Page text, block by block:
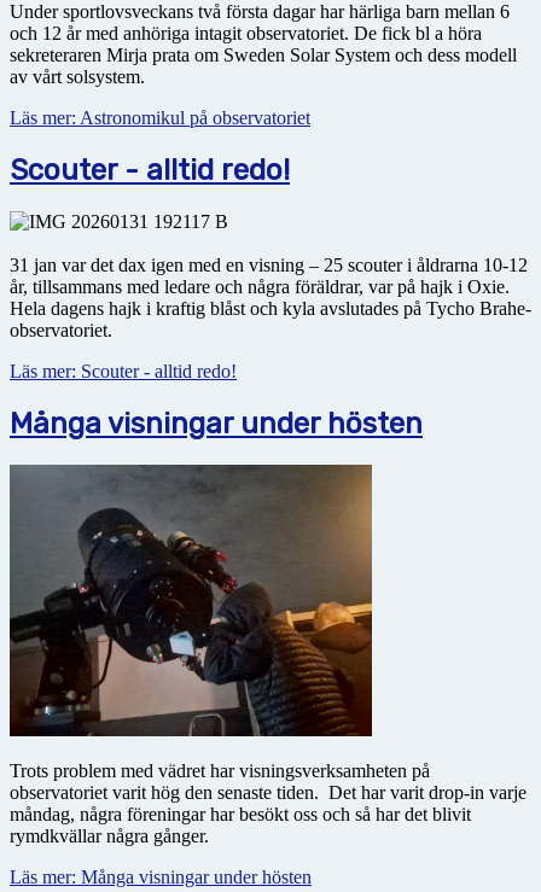
Under sportlovsveckans två första dagar har härliga barn mellan 6
och 12 år med anhöriga intagit obser­vatoriet. De fick bl a höra
sekreteraren Mirja prata om Sweden Solar System och dess modell
av vårt solsystem.
Läs mer: Astronomikul på observatoriet
Scouter - alltid redo!
31 jan var det dax igen med en visning – 25 scouter i åldrarna 10-12
år, tillsammans med ledare och några föräldrar, var på hajk i Oxie.
Hela dagens hajk i kraftig blåst och kyla avslutades på Tycho Brahe-
observatoriet.
Läs mer: Scouter - alltid redo!
Många visningar under hösten
Trots problem med vädret har visningsverksamheten på
observatoriet varit hög den senaste tiden. Det har varit drop-in varje
måndag, några föreningar har besökt oss och så har det blivit
rymdkvällar några gånger.
Läs mer: Många visningar under hösten